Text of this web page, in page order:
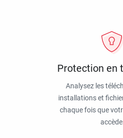
Protection en
Analysez les
installations et
chaque fois que
accède.